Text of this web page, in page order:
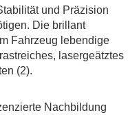
und Präzision
Die brillant
Fahrzeug lebendige
lasergeätztes
(2).
Nachbildung